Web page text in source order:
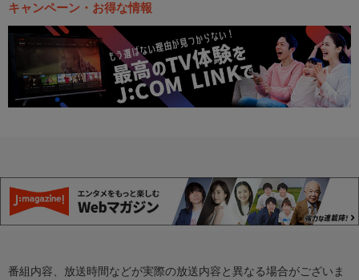
キャンペーン・お得な情報
番組内容、放送時間などが実際の放送内容と異なる場合がございま